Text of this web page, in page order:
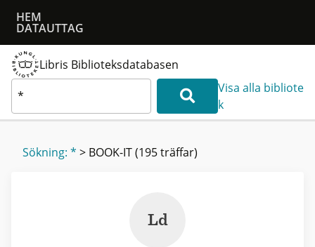
HEM
DATAUTTAG
Libris Biblioteksdatabasen
Visa alla bibliote
k
Sökning: * > BOOK-IT(195 träffar)
Ld